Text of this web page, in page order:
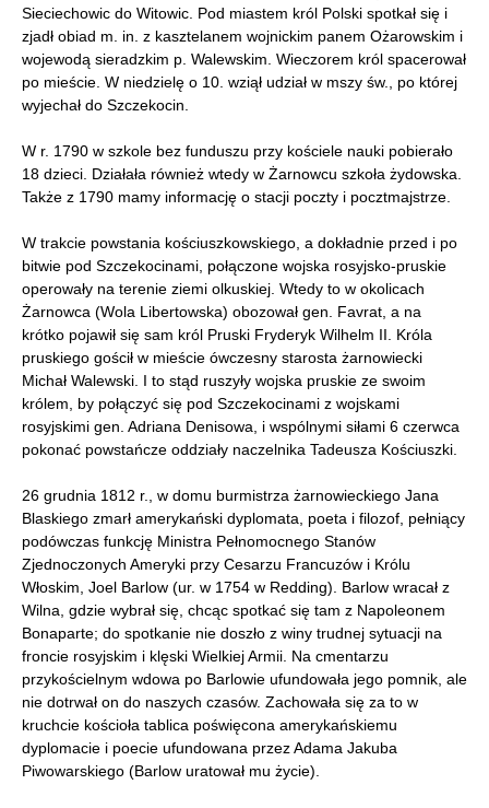
Sieciechowic do Witowic. Pod miastem król Polski spotkał się i
zjadł obiad m. in. z kasztelanem wojnickim panem Ożarowskim i
wojewodą sieradzkim p. Walewskim. Wieczorem król spacerował
po mieście. W niedzielę o 10. wziął udział w mszy św., po której
wyjechał do Szczekocin.
W r. 1790 w szkole bez funduszu przy kościele nauki pobierało
18 dzieci. Działała również wtedy w Żarnowcu szkoła żydowska.
Także z 1790 mamy informację o stacji poczty i pocztmajstrze.
W trakcie powstania kościuszkowskiego, a dokładnie przed i po
bitwie pod Szczekocinami, połączone wojska rosyjsko-pruskie
operowały na terenie ziemi olkuskiej. Wtedy to w okolicach
Żarnowca (Wola Libertowska) obozował gen. Favrat, a na
krótko pojawił się sam król Pruski Fryderyk Wilhelm II. Króla
pruskiego gościł w mieście ówczesny starosta żarnowiecki
Michał Walewski. I to stąd ruszyły wojska pruskie ze swoim
królem, by połączyć się pod Szczekocinami z wojskami
rosyjskimi gen. Adriana Denisowa, i wspólnymi siłami 6 czerwca
pokonać powstańcze oddziały naczelnika Tadeusza Kościuszki.
26 grudnia 1812 r., w domu burmistrza żarnowieckiego Jana
Blaskiego zmarł amerykański dyplomata, poeta i filozof, pełniący
podówczas funkcję Ministra Pełnomocnego Stanów
Zjednoczonych Ameryki przy Cesarzu Francuzów i Królu
Włoskim, Joel Barlow (ur. w 1754 w Redding). Barlow wracał z
Wilna, gdzie wybrał się, chcąc spotkać się tam z Napoleonem
Bonaparte; do spotkanie nie doszło z winy trudnej sytuacji na
froncie rosyjskim i klęski Wielkiej Armii. Na cmentarzu
przykościelnym wdowa po Barlowie ufundowała jego pomnik, ale
nie dotrwał on do naszych czasów. Zachowała się za to w
kruchcie kościoła tablica poświęcona amerykańskiemu
dyplomacie i poecie ufundowana przez Adama Jakuba
Piwowarskiego (Barlow uratował mu życie).